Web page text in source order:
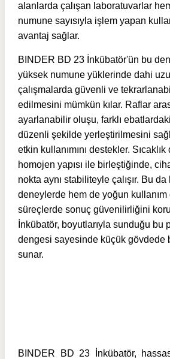
alanlarda çalışan laboratuvarlar
numune sayısıyla işlem yapan
avantaj sağlar.
BINDER BD 23 İnkübatör'ün bu
yüksek numune yüklerinde dahi
çalışmalarda güvenli ve
edilmesini mümkün kılar. Raflar
ayarlanabilir oluşu, farklı
düzenli şekilde yerleştirilmesini
etkin kullanımını destekler. Sıcaklık
homojen yapısı ile birleştiğinde,
nokta aynı stabiliteyle çalışır. Bu
deneylerde hem de yoğun kullanım
süreçlerde sonuç güvenilirliğini
İnkübatör, boyutlarıyla sunduğu bu
dengesi sayesinde küçük gövdede
sunar.
BINDER BD 23 İnkübatör,